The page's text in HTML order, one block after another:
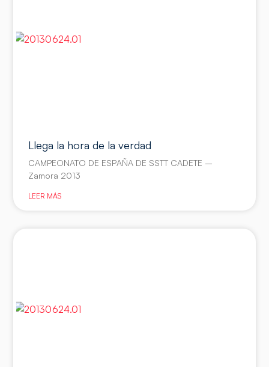
Llega la hora de la verdad
CAMPEONATO DE ESPAÑA DE SSTT CADETE –
Zamora 2013
LEER MÁS